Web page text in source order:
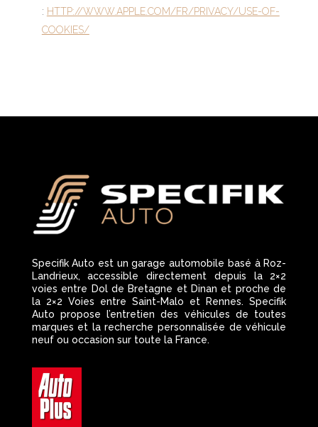
: HTTP://WWW.APPLE.COM/FR/PRIVACY/USE-OF-
COOKIES/
Specifik Auto est un garage automobile basé à Roz-
Landrieux, accessible directement depuis la 2×2
voies entre Dol de Bretagne et Dinan et proche de
la 2×2 Voies entre Saint-Malo et Rennes. Specifik
Auto propose l’entretien des véhicules de toutes
marques et la recherche personnalisée de véhicule
neuf ou occasion sur toute la France.